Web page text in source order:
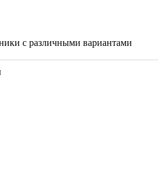
с различными вариантами